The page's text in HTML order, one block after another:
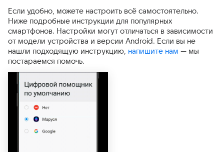
Если удобно, можете настроить всё самостоятельно.
Ниже подробные инструкции для популярных
смартфонов. Настройки могут отличаться в зависимости
от модели устройства и версии Android. Если вы не
нашли подходящую инструкцию, напишите нам — мы
постараемся помочь.